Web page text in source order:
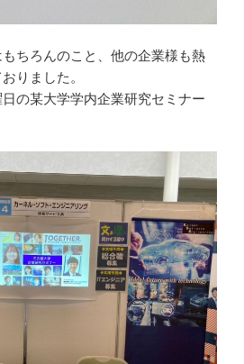
ちろんのこと、他の企業様も熱
りました。
の某大学学内企業研究セミナー